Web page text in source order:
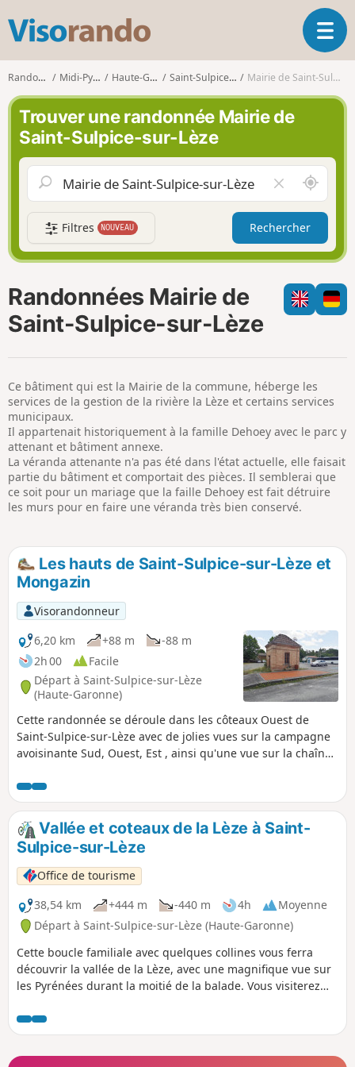
s
r
n
d
o
O
u
a
n
v
g
a
i
o
Randonnées Midi-Pyrénées Haute-Garonne Saint-Sulpice-sur-Lèze Mairie de Saint-Sulpice-sur-Lèze
Trouver une randonnée Mairie de
Saint-Sulpice-sur-Lèze
i
d
e
r
l
e
h
A
u
t
u
r
d
e
m
Filtres NOUVEAU Rechercher
Randonnées Mairie de
Saint-Sulpice-sur-Lèze
Ce bâtiment qui est la Mairie de la commune, héberge les
services de la gestion de la rivière la Lèze et certains services
municipaux.
Il appartenait historiquement à la famille Dehoey avec le parc y
attenant et bâtiment annexe.
La véranda attenante n'a pas été dans l'état actuelle, elle faisait
partie du bâtiment et comportait des pièces. Il semblerai que
ce soit pour un mariage que la faille Dehoey est fait détruire
les murs pour en faire une véranda très bien conservé.
Les hauts de Saint-Sulpice-sur-Lèze et
Mongazin
Visorandonneur
6,20 km
+88 m
-88 m
2h 00
Facile
Départ à Saint-Sulpice-sur-Lèze
(Haute-Garonne)
Cette randonnée se déroule dans les côteaux Ouest de
Saint-Sulpice-sur-Lèze avec de jolies vues sur la campagne
avoisinante Sud, Ouest, Est , ainsi qu'une vue sur la chaîne
administratif de ce bourg historique datant du XIIe siècle,
classé par les Bâtiments de France, particulièrement bien
conservé et ses principaux bâtiments.
Vallée et coteaux de la Lèze à Saint-
Sulpice-sur-Lèze
Office de tourisme
38,54 km
+444 m -440 m 4h
Moyenne
Départ à Saint-Sulpice-sur-Lèze (Haute-Garonne)
Cette boucle familiale avec quelques collines vous ferra
découvrir la vallée de la Lèze, avec une magnifique vue sur
les Pyrénées durant la moitié de la balade. Vous visiterez
du patrimoine historique.